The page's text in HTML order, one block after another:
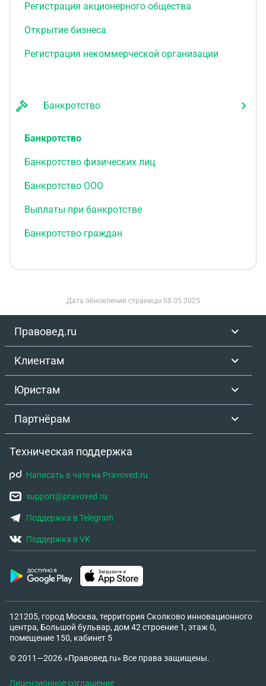
Регистрация акционерного общества
Открытие бизнеса
Регистрация некоммерческой организации
Банкротство
Банкротство
Банкротство физических лиц
Банкротство ООО
Выплаты при банкротстве
Банкротство граждан
Дата обновления страницы 08.05.2025
Правовед.ru
Клиентам
Юристам
Партнёрам
Техническая поддержка
Написать в чате на Pravoved.ru
support@pravoved.ru
Поддержка в Telegram
Поддержка в VK
121205, город Москва, территория Сколково инновационного
центра, Большой бульвар, дом 42 строение 1, этаж 0,
помещение 150, кабинет 5
© 2011—2026 «Правовед.ru» Все права защищены.
Лицензионное соглашение